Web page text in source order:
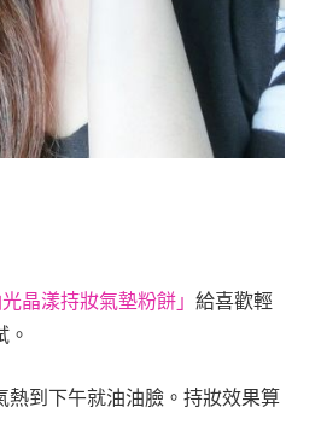
晶漾持妝氣墊粉餅」 給喜歡輕
。
熱到下午就油油臉。持妝效果算